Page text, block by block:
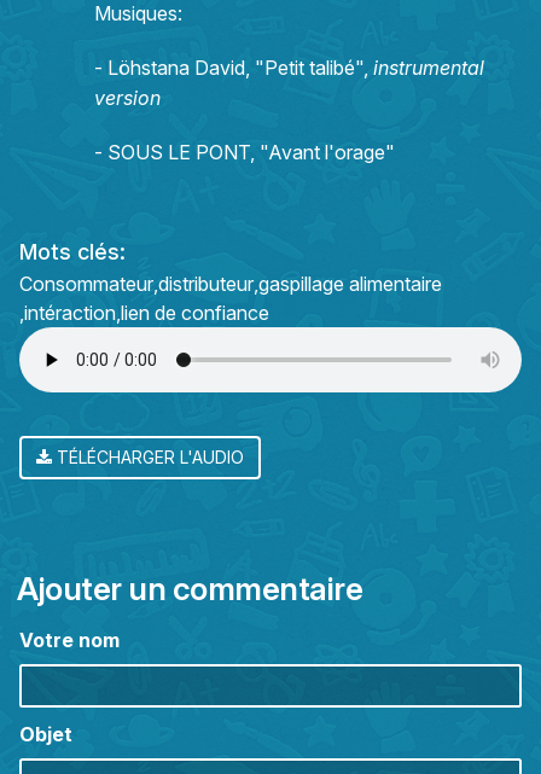
Musiques:
- Löhstana David, "Petit talibé", instrumental
version
- SOUS LE PONT, "Avant l'orage"
Mots clés:
Consommateur distributeur gaspillage alimentaire
intéraction lien de confiance
TÉLÉCHARGER L'AUDIO
Ajouter un commentaire
Votre nom
Objet